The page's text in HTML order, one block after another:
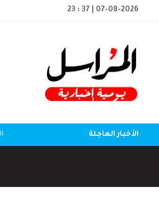
23 : 37 | 07-08-2026
الأخبار العاجلة